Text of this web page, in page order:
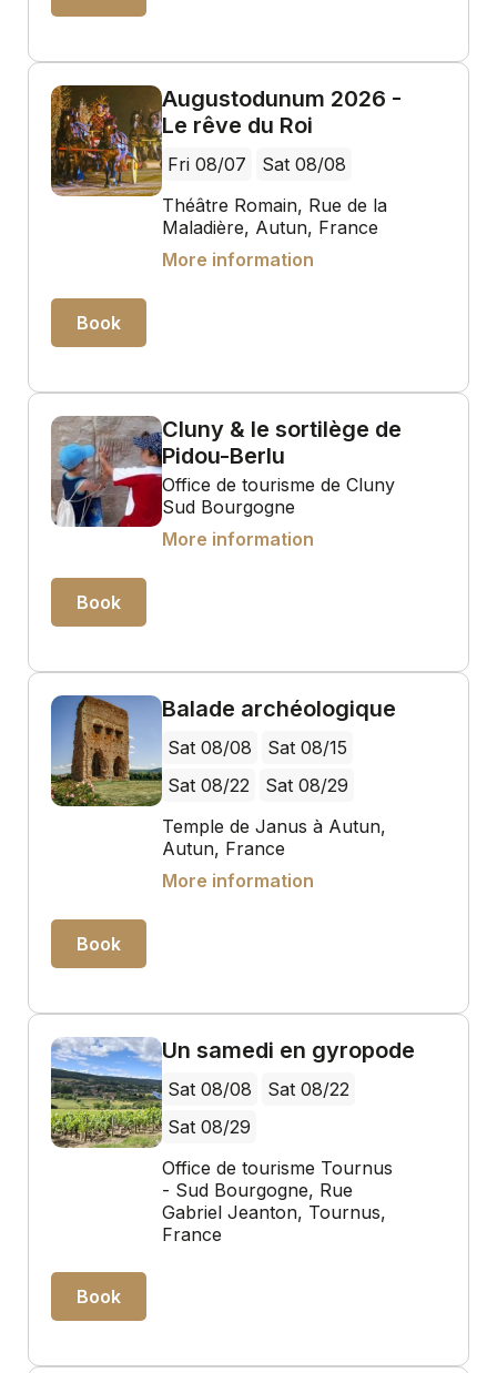
Augustodunum 2026 -
Le rêve du Roi
Fri 08/07
Sat 08/08
Théâtre Romain, Rue de la
Maladière, Autun, France
More information
Book
Cluny & le sortilège de
Pidou-Berlu
Office de tourisme de Cluny
Sud Bourgogne
More information
Book
Balade archéologique
Sat 08/08
Sat 08/15
Sat 08/22
Sat 08/29
Temple de Janus à Autun,
Autun, France
More information
Book
Un samedi en gyropode
Sat 08/08
Sat 08/22
Sat 08/29
Office de tourisme Tournus
- Sud Bourgogne, Rue
Gabriel Jeanton, Tournus,
France
Book